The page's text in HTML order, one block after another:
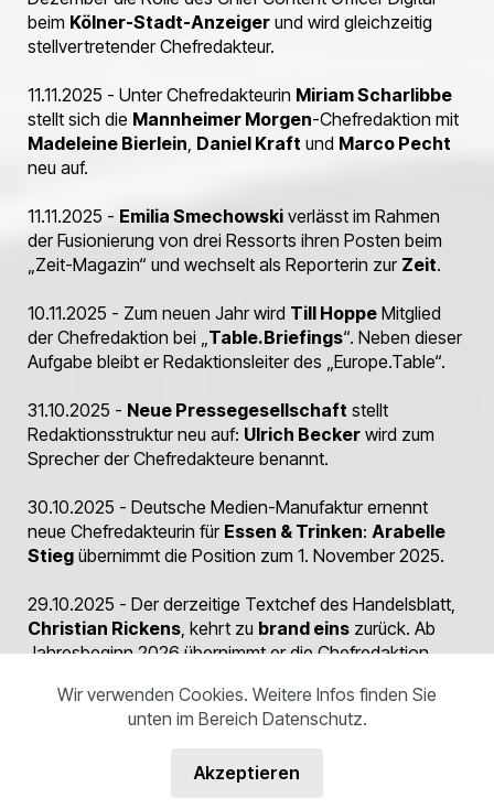
beim Kölner-Stadt-Anzeiger und wird gleichzeitig
stellvertretender Chefredakteur.
11.11.2025 - Unter Chefredakteurin Miriam Scharlibbe
stellt sich die Mannheimer Morgen-Chefredaktion mit
Madeleine Bierlein Daniel Kraft und Marco Pecht
neu auf.
11.11.2025 - Emilia Smechowski verlässt im Rahmen
der Fusionierung von drei Ressorts ihren Posten beim
„Zeit-Magazin“ und wechselt als Reporterin zur Zeit.
10.11.2025 - Zum neuen Jahr wird Till Hoppe Mitglied
der Chefredaktion bei „ Table.Briefings“. Neben dieser
Aufgabe bleibt er Redaktionsleiter des „Europe.Table“.
31.10.2025 - Neue Pressegesellschaft stellt
Redaktionsstruktur neu auf: Ulrich Becker wird zum
Sprecher der Chefredakteure benannt.
30.10.2025 - Deutsche Medien-Manufaktur ernennt
neue Chefredakteurin für Essen & Trinken: Arabelle
Stieg übernimmt die Position zum 1. November 2025.
29.10.2025 - Der derzeitige Textchef des Handelsblatt,
Christian Rickens , kehrt zu brand eins zurück. Ab
Jahresbeginn 2026 übernimmt er die Chefredaktion.
28.10.2025 -Marion Trimbornwird stellvertretende
Chefredakteurin derKNA(Katholische Nachrichten-
Wir verwenden Cookies. Weitere Infos finden Sie
unten im Bereich Datenschutz.
Akzeptieren